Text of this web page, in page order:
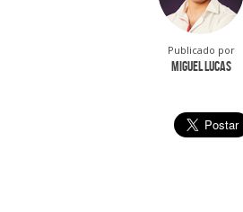
Publicado por
Miguel Lucas